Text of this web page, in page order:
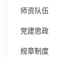
师资队伍
党建思政
规章制度